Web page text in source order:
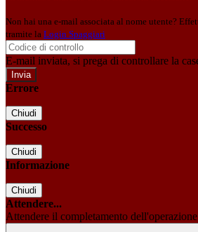
Non hai una e-mail associata al nome utente?
tramite la Login Spaggiari
E-mail inviata, si prega di controllare la
Errore
Chiudi
Successo
Chiudi
Informazione
Chiudi
Attendere...
Attendere il completamento